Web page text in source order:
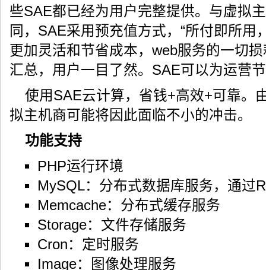
些SAE都已经为用户完整提供。与虚拟
同，SAE采用预充值方式，“所付即所用
更加灵活和节省成本，web服务的一切
汇总，用户一目了然。SAE可以为运营
使用SAE云计算，省钱+高效+可靠。
拟主机商可能将因此面临不小的冲击。
功能支持
PHP运行环境
MySQL：分布式数据库服务，通过
Memcache：分布式缓存服务
Storage：文件存储服务
Cron：定时服务
Image：图像处理服务